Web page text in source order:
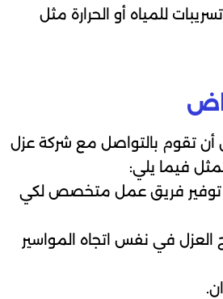
للمياه أو الحرارة مثل
تقوم بالتواصل مع شركة عزل
فيما يلي:
توفير فريق عمل متخصص لكي
في نفس اتجاه المواسير